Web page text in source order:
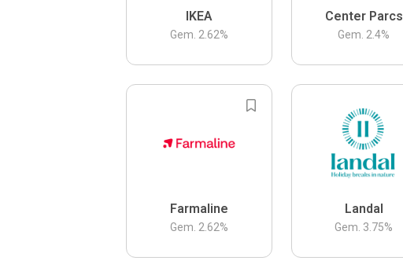
IKEA
Gem. 2.62%
Center Parcs
Gem. 2.4%
Farmaline
Gem. 2.62%
Landal
Gem. 3.75%